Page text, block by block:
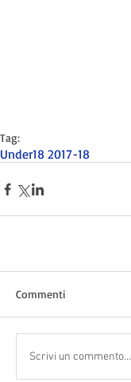
Tag:
Under18 2017-18
Commenti
Scrivi un commento...